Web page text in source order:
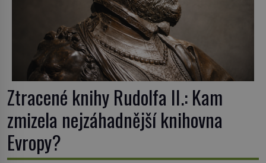
Ztracené knihy Rudolfa II.: Kam
zmizela nejzáhadnější knihovna
Evropy?